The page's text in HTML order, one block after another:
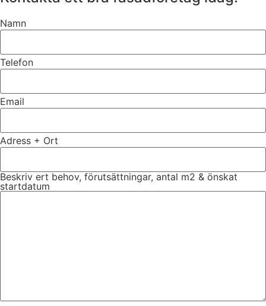
Namn
Telefon
Email
Adress + Ort
Beskriv ert behov, förutsättningar, antal m2 & önskat
startdatum